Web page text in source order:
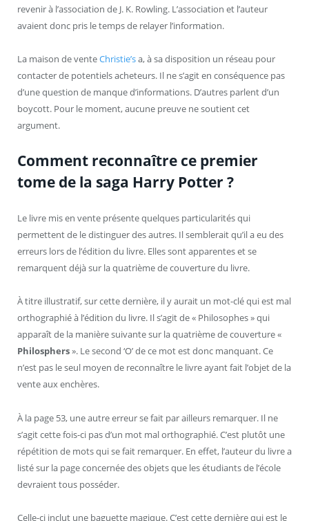
revenir à l’association de J. K. Rowling. L’association et l’auteur
avaient donc pris le temps de relayer l’information.
La maison de venteChristie’sa, à sa disposition un réseau pour
contacter de potentiels acheteurs. Il ne s’agit en conséquence pas
d’une question de manque d’informations. D’autres parlent d’un
boycott. Pour le moment, aucune preuve ne soutient cet
argument.
Comment reconnaître ce premier
tome de la saga Harry Potter ?
Le livre mis en vente présente quelques particularités qui
permettent de le distinguer des autres. Il semblerait qu’il a eu des
erreurs lors de l’édition du livre. Elles sont apparentes et se
remarquent déjà sur la quatrième de couverture du livre.
À titre illustratif, sur cette dernière, il y aurait un mot-clé qui est mal
orthographié à l’édition du livre. Il s’agit de « Philosophes » qui
apparaît de la manière suivante sur la quatrième de couverture «
Philosphers». Le second ‘O’ de ce mot est donc manquant. Ce
n’est pas le seul moyen de reconnaître le livre ayant fait l’objet de la
vente aux enchères.
À la page 53, une autre erreur se fait par ailleurs remarquer. Il ne
s’agit cette fois-ci pas d’un mot mal orthographié. C’est plutôt une
répétition de mots qui se fait remarquer. En effet, l’auteur du livre a
listé sur la page concernée des objets que les étudiants de l’école
devraient tous posséder.
Celle-ci inclut une baguette magique. C’est cette dernière qui est le